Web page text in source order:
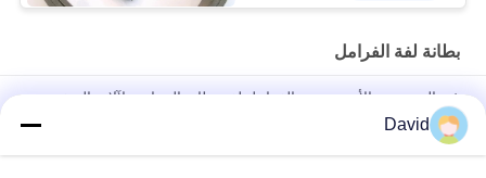
بطانة لفة الفرامل
غير المنسوجة الأسبستوس الفرامل لفة بطانة الصناعية لآلات السفن
أجزاء جرار أوتوماتيكية بطانة فرامل مع نحاس نحاسي لفرامل أسطوانة
فرامل الأحذية
David